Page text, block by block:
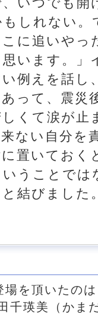
しれない
に追いやっ
います。」
例えを話し
って、震災
くて涙が止
ない自分を
置いておく
うことで
結びました
を頂いたの
千瑛美（かま